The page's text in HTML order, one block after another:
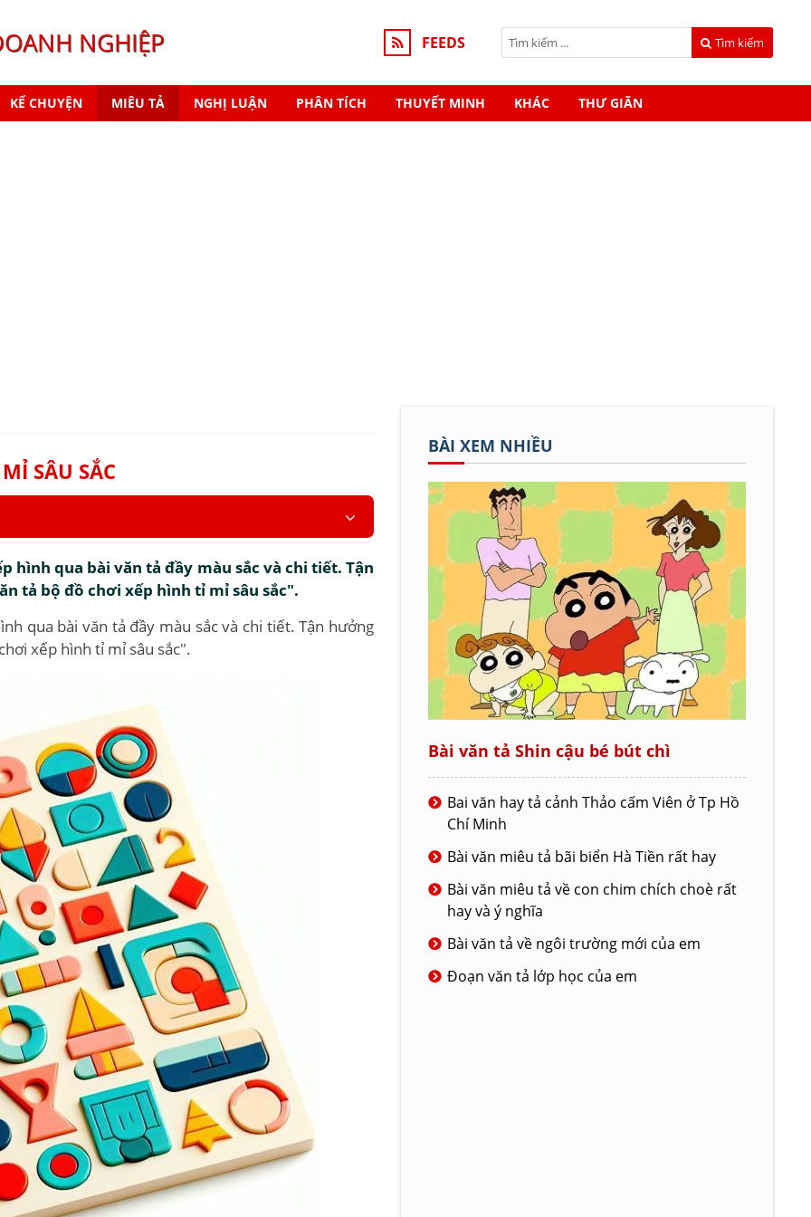
NGHIỆP FEEDS Tìm kiếm
KỂ CHUYỆN MIÊU TẢ NGHỊ LUẬN PHÂN TÍCH THUYẾT MINH KHÁC THƯ GIÃN
SÂU SẮC
hình qua bài văn tả đầy màu sắc và chi tiết. Tận
tả bộ đồ chơi xếp hình tỉ mỉ sâu sắc".
qua bài văn tả đầy màu sắc và chi tiết. Tận hưởng
xếp hình tỉ mỉ sâu sắc".
BÀI XEM NHIỀU
Bài văn tả Shin cậu bé bút chì
Bai văn hay tả cảnh Thảo cấm Viên ở Tp Hồ
Chí Minh
Bài văn miêu tả bãi biển Hà Tiền rất hay
Bài văn miêu tả về con chim chích choè rất
hay và ý nghĩa
Bài văn tả về ngôi trường mới của em
Đoạn văn tả lớp học của em